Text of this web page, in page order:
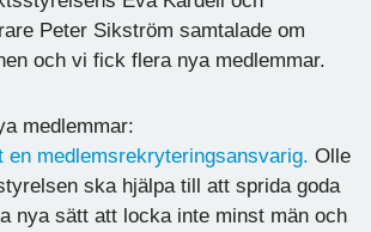
Peter Sikström samtalade om
och vi fick flera nya medlemmar.
medlemmar:
en medlemsrekryteringsansvarig. Olle
ska hjälpa till att sprida goda
nya sätt att locka inte minst män och